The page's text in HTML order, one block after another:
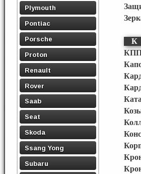
Plymouth
Pontiac
Porsche
Proton
Renault
Rover
Saab
Seat
Skoda
Ssang Yong
Subaru
К